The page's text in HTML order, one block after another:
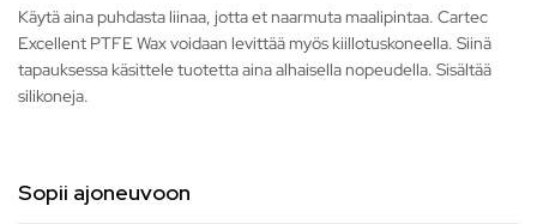
Käytä aina puhdasta liinaa, jotta et naarmuta maalipintaa. Cartec
Excellent PTFE Wax voidaan levittää myös kiillotuskoneella. Siinä
tapauksessa käsittele tuotetta aina alhaisella nopeudella. Sisältää
silikoneja.
Sopii ajoneuvoon